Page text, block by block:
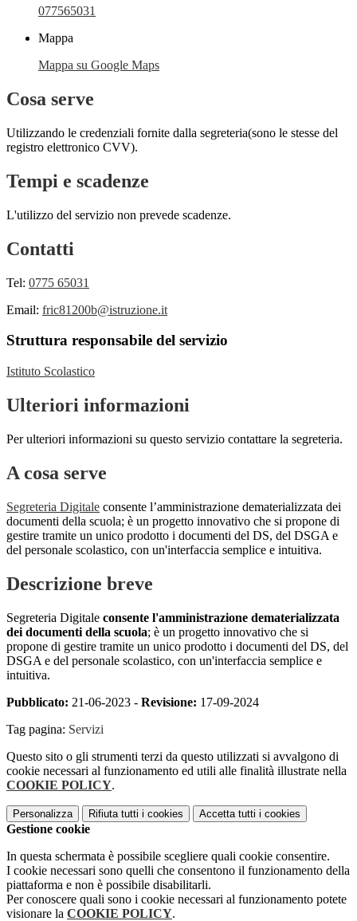
077565031
Mappa
Mappa su Google Maps
Cosa serve
Utilizzando le credenziali fornite dalla segreteria(sono le stesse del
registro elettronico CVV).
Tempi e scadenze
L'utilizzo del servizio non prevede scadenze.
Contatti
Tel: 0775 65031
Email: fric81200b@istruzione.it
Struttura responsabile del servizio
Istituto Scolastico
Ulteriori informazioni
Per ulteriori informazioni su questo servizio contattare la segreteria.
A cosa serve
Segreteria Digitale consente l’amministrazione dematerializzata dei
documenti della scuola; è un progetto innovativo che si propone di
gestire tramite un unico prodotto i documenti del DS, del DSGA e
del personale scolastico, con un'interfaccia semplice e intuitiva.
Descrizione breve
Segreteria Digitale consente l'amministrazione dematerializzata
dei documenti della scuola; è un progetto innovativo che si
propone di gestire tramite un unico prodotto i documenti del DS, del
DSGA e del personale scolastico, con un'interfaccia semplice e
intuitiva.
Pubblicato: 21-06-2023 - Revisione: 17-09-2024
Tag pagina: Servizi
Questo sito o gli strumenti terzi da questo utilizzati si avvalgono di
cookie necessari al funzionamento ed utili alle finalità illustrate nella
COOKIE POLICY.
Personalizza Rifiuta tutti i cookies Accetta tutti i cookies
Gestione cookie
In questa schermata è possibile scegliere quali cookie consentire.
I cookie necessari sono quelli che consentono il funzionamento della
piattaforma e non è possibile disabilitarli.
Per conoscere quali sono i cookie necessari al funzionamento potete
visionare la COOKIE POLICY.